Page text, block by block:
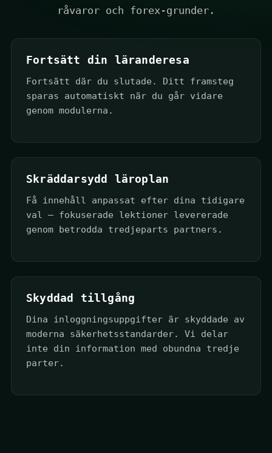
råvaror och forex-grunder.
Fortsätt din läranderesa
Fortsätt där du slutade. Ditt framsteg
sparas automatiskt när du går vidare
genom modulerna.
Skräddarsydd läroplan
Få innehåll anpassat efter dina tidigare
val — fokuserade lektioner levererade
genom betrodda tredjeparts partners.
Skyddad tillgång
Dina inloggningsuppgifter är skyddade av
moderna säkerhetsstandarder. Vi delar
inte din information med obundna tredje
parter.